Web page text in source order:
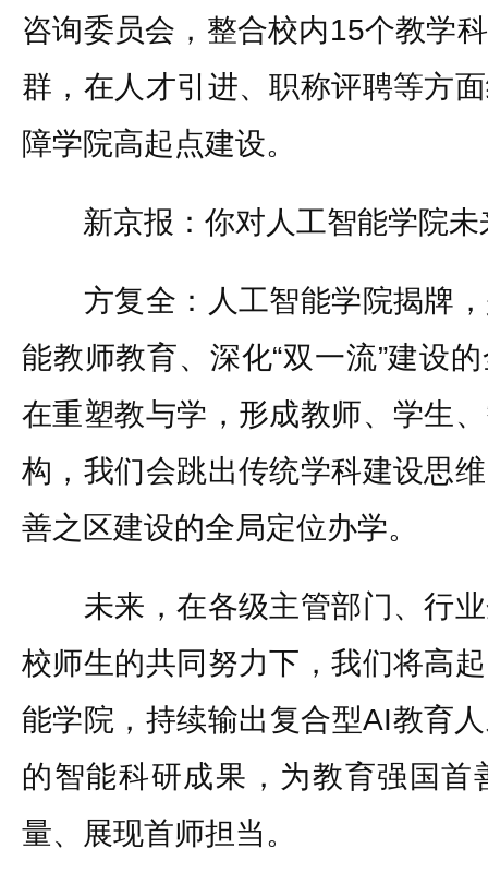
咨询委员会，整合校内15个教学
群，在人才引进、职称评聘等方
障学院高起点建设。
新京报：你对人工智能学院未
方复全：人工智能学院揭牌，
能教师教育、深化“双一流”建设
在重塑教与学，形成教师、学生
构，我们会跳出传统学科建设思
善之区建设的全局定位办学。
未来，在各级主管部门、行业
校师生的共同努力下，我们将高
能学院，持续输出复合型AI教育
的智能科研成果，为教育强国首
量、展现首师担当。